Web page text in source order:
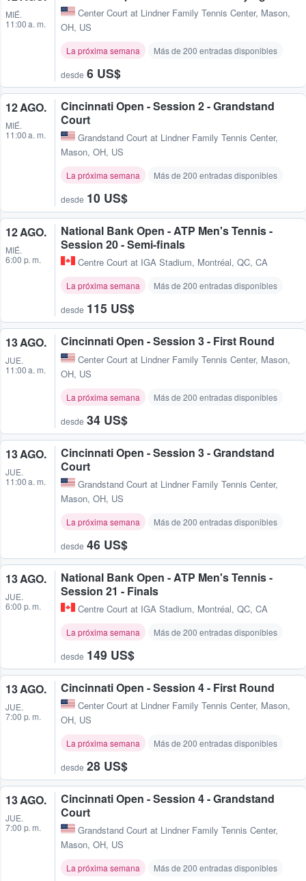
MIÉ.
11:00 a. m.
Center Court at Lindner Family Tennis Center, Mason,
OH, US
La próxima semana Más de 200 entradas disponibles
desde 6 US$
12 AGO.
MIÉ.
11:00 a. m.
Cincinnati Open - Session 2 - Grandstand
Court
Grandstand Court at Lindner Family Tennis Center,
Mason, OH, US
La próxima semana Más de 200 entradas disponibles
desde 10 US$
12 AGO.
MIÉ.
6:00 p. m.
National Bank Open - ATP Men's Tennis -
Session 20 - Semi-finals
Centre Court at IGA Stadium, Montréal, QC, CA
La próxima semana Más de 200 entradas disponibles
desde 115 US$
13 AGO.
JUE.
11:00 a. m.
Cincinnati Open - Session 3 - First Round
Center Court at Lindner Family Tennis Center, Mason,
OH, US
La próxima semana Más de 200 entradas disponibles
desde 34 US$
13 AGO.
JUE.
11:00 a. m.
Cincinnati Open - Session 3 - Grandstand
Court
Grandstand Court at Lindner Family Tennis Center,
Mason, OH, US
La próxima semana Más de 200 entradas disponibles
desde 46 US$
13 AGO.
JUE.
6:00 p. m.
National Bank Open - ATP Men's Tennis -
Session 21 - Finals
Centre Court at IGA Stadium, Montréal, QC, CA
La próxima semana Más de 200 entradas disponibles
desde 149 US$
13 AGO.
JUE.
7:00 p. m.
Cincinnati Open - Session 4 - First Round
Center Court at Lindner Family Tennis Center, Mason,
OH, US
La próxima semana Más de 200 entradas disponibles
desde 28 US$
13 AGO.
JUE.
7:00 p. m.
Cincinnati Open - Session 4 - Grandstand
Court
Grandstand Court at Lindner Family Tennis Center,
Mason, OH, US
La próxima semana Más de 200 entradas disponibles